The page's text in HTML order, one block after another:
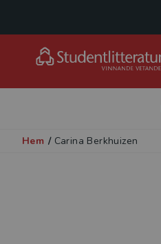
Hem / Carina Berkhuizen